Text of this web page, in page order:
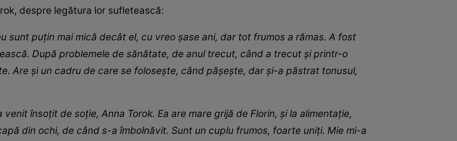
despre legătura lor sufletească:
sunt puțin mai mică decât el, cu vreo șase ani, dar tot frumos a rămas. A fost
După problemele de sănătate, de anul trecut, când a trecut și printr-o
Are și un cadru de care se folosește, când pășește, dar și-a păstrat tonusul,
însoțit de soție, Anna Torok. Ea are mare grijă de Florin, și la alimentație,
din ochi, de când s-a îmbolnăvit. Sunt un cuplu frumos, foarte uniți. Mie mi-a